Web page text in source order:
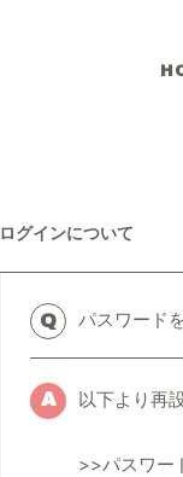
ログインについて
Q パスワード
A 以下より再
>>パスワー